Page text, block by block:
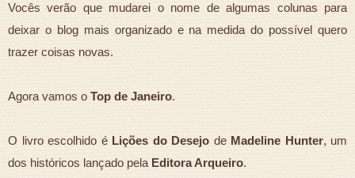
Vocês verão que mudarei o nome de algumas colunas para
deixar o blog mais organizado e na medida do possível quero
trazer coisas novas.
Agora vamos oTop de Janeiro.
O livro escolhido é Lições do Desejo deMadeline Hunter, um
dos históricos lançado pelaEditora Arqueiro.